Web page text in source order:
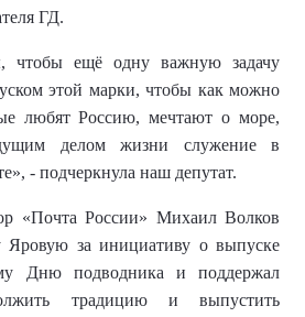
ГД.
чтобы ещё одну важную задачу
этой марки, чтобы как можно
любят Россию, мечтают о море,
делом жизни служение в
- подчеркнула наш депутат.
«Почта России» Михаил Волков
Яровую за инициативу о выпуске
Дню подводника и поддержал
традицию и выпустить